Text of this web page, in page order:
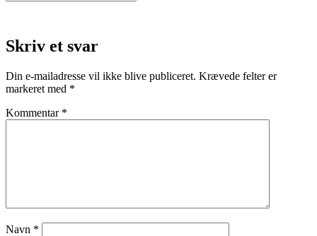
Skriv et svar
Din e-mailadresse vil ikke blive publiceret. Krævede felter er
markeret med *
Kommentar *
Navn *